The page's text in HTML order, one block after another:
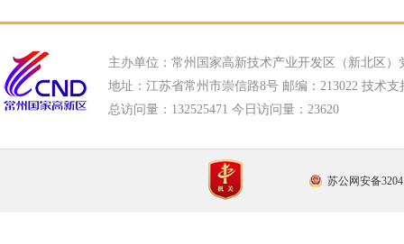
主办单位：常州国家高新技术产业开发区（新北区）
地址：江苏省常州市崇信路8号 邮编：213022 技术支
总访问量： 132525471 今日访问量： 23620
苏公网安备